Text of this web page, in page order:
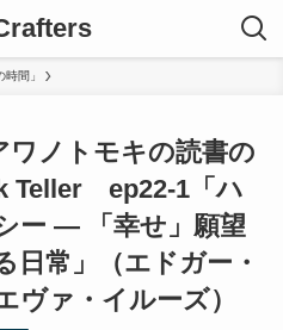
間」
ワノトモキの読書の
Teller ep22-1「ハ
ー ― 「幸せ」願望
日常」（エドガー・
ヴァ・イルーズ）